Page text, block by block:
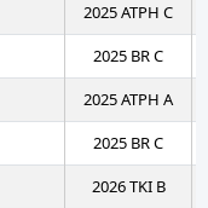
2025 ATPH C
2025 BR C
2025 ATPH A
2025 BR C
2026 TKI B